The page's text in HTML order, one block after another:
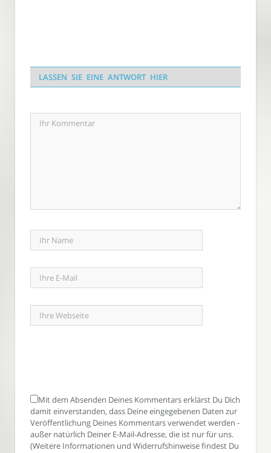
LASSEN SIE EINE ANTWORT HIER
Mit dem Absenden Deines Kommentars erklärst Du Dich
damit einverstanden, dass Deine eingegebenen Daten zur
Veröffentlichung Deines Kommentars verwendet werden -
außer natürlich Deiner E-Mail-Adresse, die ist nur für uns.
(Weitere Informationen und Widerrufshinweise findest Du